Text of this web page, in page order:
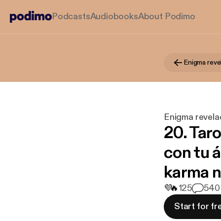
PodcastsAudiobooksAbout Podimo
Enigma
Enigma
20.
con tu
karma
💜🔥125 540
Start for